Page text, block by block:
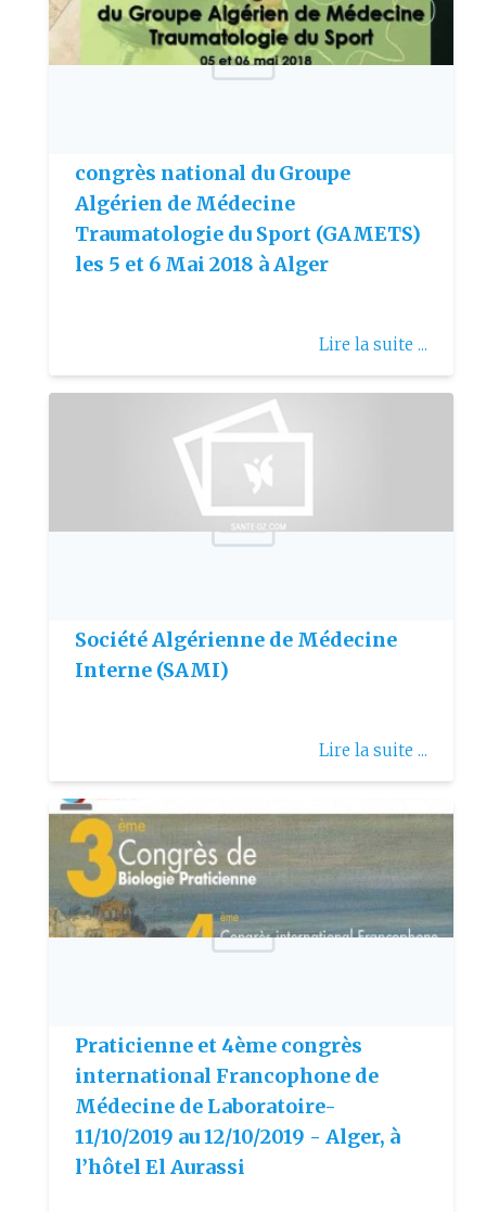
congrès national du Groupe
Algérien de Médecine
Traumatologie du Sport (GAMETS)
les 5 et 6 Mai 2018 à Alger
Lire la suite ...
Société Algérienne de Médecine
Interne (SAMI)
Lire la suite ...
Praticienne et 4ème congrès
international Francophone de
Médecine de Laboratoire-
11/10/2019 au 12/10/2019 - Alger, à
l’hôtel El Aurassi